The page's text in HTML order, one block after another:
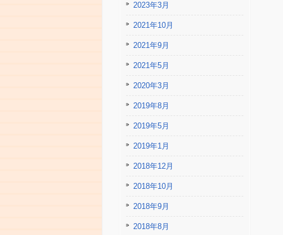
2023年3月
2021年10月
2021年9月
2021年5月
2020年3月
2019年8月
2019年5月
2019年1月
2018年12月
2018年10月
2018年9月
2018年8月